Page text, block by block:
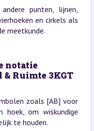
punten, lijnen,
en cirkels als
meetkunde.
notatie
& Ruimte 3KGT
zoals [AB] voor
om wiskundige
te houden.